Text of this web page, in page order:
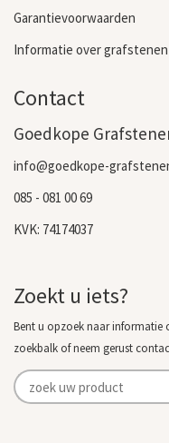
Garantievoorwaarden
Informatie over grafstenen
Contact
Goedkope
info@goedkope-
085 - 081 00 69
KVK: 74174037
Zoekt u iets?
Bent u opzoek naar informatie
zoekbalk of neem gerust